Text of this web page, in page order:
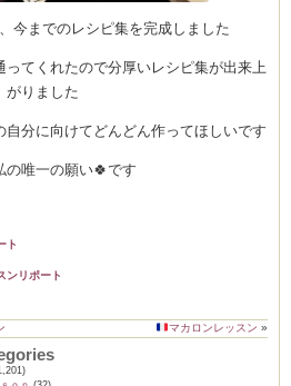
今までのレシピ集を完成しました
てくれたので分厚いレシピ集が出来上
がりました
分に向けてどんどん作ってほしいです
の唯一の願い🍀です
ト
ンリポート
マカロンレッスン »